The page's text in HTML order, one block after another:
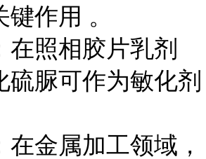
作用 。
在照相胶片乳剂
硫脲可作为敏化剂
在金属加工领域，